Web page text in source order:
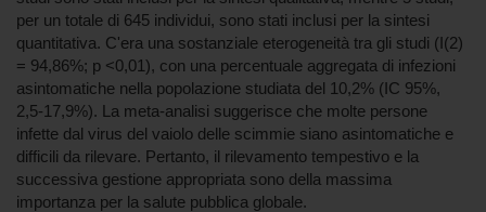
per un totale di 645 individui, sono stati inclusi per la sintesi
quantitativa. C'era una sostanziale eterogeneità tra gli studi (I(2)
= 94,86%; p <0,01), con una percentuale aggregata di infezioni
asintomatiche nella popolazione studiata del 10,2% (IC 95%,
2,5-17,9%). La meta-analisi suggerisce che molte persone
infette dal virus del vaiolo delle scimmie siano asintomatiche e
difficili da rilevare. Pertanto, il rilevamento tempestivo e la
successiva gestione appropriata sono della massima
importanza per la salute pubblica globale.